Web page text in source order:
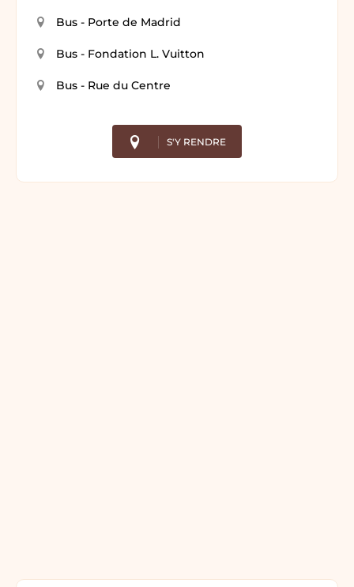
Bus - Porte de Madrid
Bus - Fondation L. Vuitton
Bus - Rue du Centre
S'Y RENDRE